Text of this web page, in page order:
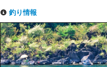
釣り情報